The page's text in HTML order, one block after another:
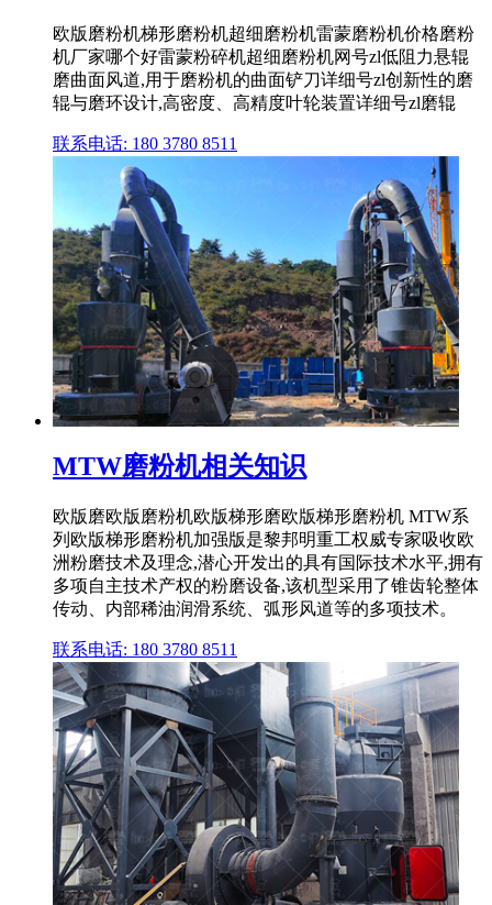
欧版磨粉机梯形磨粉机超细磨粉机雷蒙磨粉机价格磨粉
机厂家哪个好雷蒙粉碎机超细磨粉机网号zl低阻力悬辊
磨曲面风道,用于磨粉机的曲面铲刀详细号zl创新性的磨
辊与磨环设计,高密度、高精度叶轮装置详细号zl磨辊
联系电话: 180 3780 8511
MTW磨粉机相关知识
欧版磨欧版磨粉机欧版梯形磨欧版梯形磨粉机 MTW系
列欧版梯形磨粉机加强版是黎邦明重工权威专家吸收欧
洲粉磨技术及理念,潜心开发出的具有国际技术水平,拥有
多项自主技术产权的粉磨设备,该机型采用了锥齿轮整体
传动、内部稀油润滑系统、弧形风道等的多项技术。
联系电话: 180 3780 8511